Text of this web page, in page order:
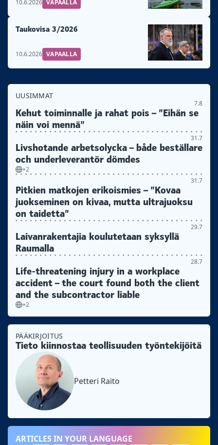
10.6.2026 VAPAALLA
Taukovisa 3/2026
10.6.2026 VAPAALLA
UUSIMMAT
7.8
Kehut toiminnalle ja rahat pois – ”Eihän se
näin voi mennä”
31.7
Livshotande arbetsolycka – både beställare
och underleverantör dömdes
+2
31.7
Pitkien matkojen erikoismies – ”Kovaa
juokseminen on kivaa, mutta ultrajuoksu
on taidetta”
29.7
Laivanrakentajia koulutetaan syksyllä
Raumalla
28.7
Life-threatening injury in a workplace
accident – the court found both the client
and the subcontractor liable
+2
PÄÄKIRJOITUS
Tieto kiinnostaa teollisuuden työntekijöitä
Petteri Raito
ARTICLES IN YOUR LANGUAGE